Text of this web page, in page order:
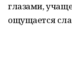
глазами,
ощущается